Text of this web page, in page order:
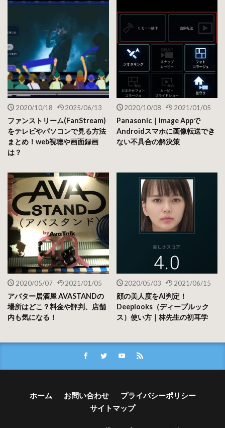
おまけ
このサービス面白いので色んな人で試してみました！
くっきりした女性の方が評価が高いと思ったので、この人を
選んでみました。
2020/10/18 2025/06/13
ファンストリーム(FanStream)
をテレビやパソコンで見る方法
まとめ！web視聴や画面録画
は？
2020/10/08 2021/01/05
Panasonic｜Image Appで
Androidスマホに画像転送でき
ない不具合の解決策
2020/05/07 2021/01/05
アバター居酒屋 AVASTANDの
場所はどこ？料金や評判、店舗
内も気になる！
2020/05/03 2021/06/15
顔の美人度をAI判定！
Deeplooks（ディープルック
ス）使い方｜林先生の初耳学
ホーム お問い合わせ
プライバシーポリシー
サイトマップ